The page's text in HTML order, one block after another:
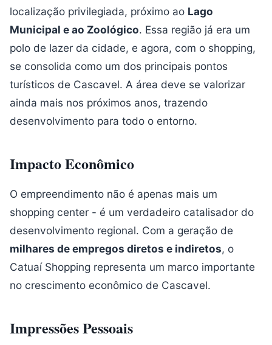
localização privilegiada, próximo ao Lago
Municipal e ao Zoológico. Essa região já era um
polo de lazer da cidade, e agora, com o shopping,
se consolida como um dos principais pontos
turísticos de Cascavel. A área deve se valorizar
ainda mais nos próximos anos, trazendo
desenvolvimento para todo o entorno.
Impacto Econômico
O empreendimento não é apenas mais um
shopping center - é um verdadeiro catalisador do
desenvolvimento regional. Com a geração de
milhares de empregos diretos e indiretos, o
Catuaí Shopping representa um marco importante
no crescimento econômico de Cascavel.
Impressões Pessoais